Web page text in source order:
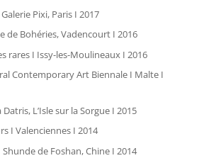
Pixi, Paris I 2017
de Bohéries, Vadencourt I 2016
rares I Issy-les-Moulineaux I 2016
Contemporary Art Biennale I Malte I
L’Isle sur la Sorgue I 2015
I Valenciennes I 2014
de Foshan, Chine I 2014